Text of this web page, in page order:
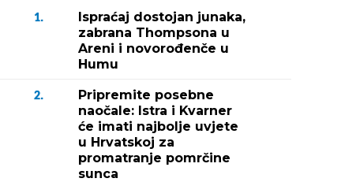
1.
Ispraćaj dostojan junaka,
zabrana Thompsona u
Areni i novorođenče u
Humu
2.
Pripremite posebne
naočale: Istra i Kvarner
će imati najbolje uvjete
u Hrvatskoj za
promatranje pomrčine
sunca